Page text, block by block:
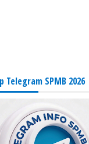
Telegram SPMB 2026